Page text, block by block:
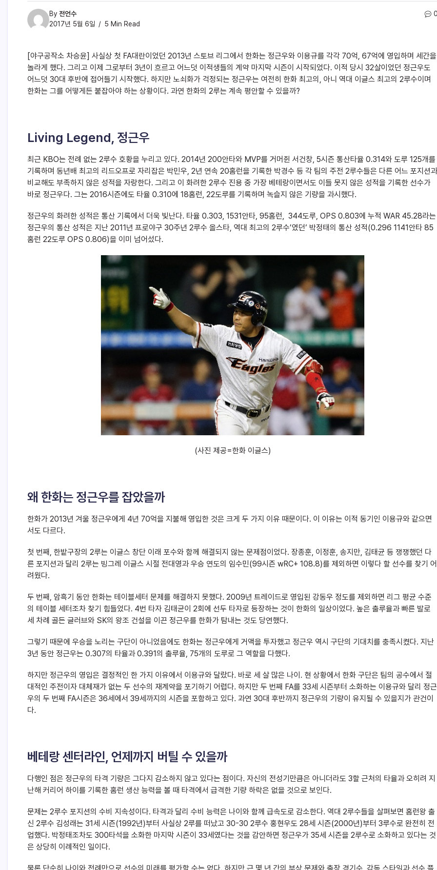
By 전언수
2017년 5월 6일
5 Min Read
[야구공작소 차승윤] 사실상 첫 FA대란이었던 2013년 스토브 리그에서 한화는 정근우와 이용규를 각각 70억, 67억에 영입하며 세간을
놀라게 했다. 그리고 이제 그로부터 3년이 흐르고 어느덧 이적생들의 계약 마지막 시즌이 시작되었다. 이적 당시 32살이었던 정근우도
어느덧 30대 후반에 접어들기 시작했다. 하지만 노쇠화가 걱정되는 정근우는 여전히 한화 최고의, 아니 역대 이글스 최고의 2루수이며
한화는 그를 어떻게든 붙잡아야 하는 상황이다. 과연 한화의 2루는 계속 평안할 수 있을까?
Living Legend, 정근우
최근 KBO는 전례 없는 2루수 호황을 누리고 있다. 2014년 200안타와 MVP를 거머쥔 서건창, 5시즌 통산타율 0.314와 도루 125개를
기록하며 동년배 최고의 리드오프로 자리잡은 박민우, 2년 연속 20홈런을 기록한 박경수 등 각 팀의 주전 2루수들은 다른 어느 포지션과
비교해도 부족하지 않은 성적을 자랑한다. 그리고 이 화려한 2루수 진용 중 가장 베테랑이면서도 이들 못지 않은 성적을 기록한 선수가
바로 정근우다. 그는 2016시즌에도 타율 0.310에 18홈런, 22도루를 기록하며 녹슬지 않은 기량을 과시했다.
정근우의 화려한 성적은 통산 기록에서 더욱 빛난다. 타율 0.303, 1531안타, 95홈런, 344도루, OPS 0.803에 누적 WAR 45.28라는
정근우의 통산 성적은 지난 2011년 프로야구 30주년 2루수 올스타, 역대 최고의 2루수’였던’ 박정태의 통산 성적(0.296 1141안타 85
홈런 22도루 OPS 0.806)을 이미 넘어섰다.
(사진 제공=한화 이글스)
왜 한화는 정근우를 잡았을까
한화가 2013년 겨울 정근우에게 4년 70억을 지불해 영입한 것은 크게 두 가지 이유 때문이다. 이 이유는 이적 동기인 이용규와 같으면
서도 다르다.
첫 번째, 한밭구장의 2루는 이글스 창단 이래 포수와 함께 해결되지 않는 문제점이었다. 장종훈, 이정훈, 송지만, 김태균 등 쟁쟁했던 다
른 포지션과 달리 2루는 빙그레 이글스 시절 전대영과 우승 연도의 임수민(99시즌 wRC+ 108.8)를 제외하면 이렇다 할 선수를 찾기 어
려웠다.
두 번째, 암흑기 동안 한화는 테이블세터 문제를 해결하지 못했다. 2009년 트레이드로 영입된 강동우 정도를 제외하면 리그 평균 수준
의 테이블 세터조차 찾기 힘들었다. 4번 타자 김태균이 2회에 선두 타자로 등장하는 것이 한화의 일상이었다. 높은 출루율과 빠른 발로
세 차례 골든 글러브와 SK의 왕조 건설을 이끈 정근우를 한화가 탐내는 것도 당연했다.
그렇기 때문에 우승을 노리는 구단이 아니었음에도 한화는 정근우에게 거액을 투자했고 정근우 역시 구단의 기대치를 충족시켰다. 지난
3년 동안 정근우는 0.307의 타율과 0.391의 출루율, 75개의 도루로 그 역할을 다했다.
하지만 정근우의 영입은 결정적인 한 가지 이유에서 이용규와 달랐다. 바로 세 살 많은 나이. 현 상황에서 한화 구단은 팀의 공수에서 절
대적인 주전이자 대체재가 없는 두 선수의 재계약을 포기하기 어렵다. 하지만 두 번째 FA를 33세 시즌부터 소화하는 이용규와 달리 정근
우의 두 번째 FA시즌은 36세에서 39세까지의 시즌을 포함하고 있다. 과연 30대 후반까지 정근우의 기량이 유지될 수 있을지가 관건이
다.
베테랑 센터라인, 언제까지 버틸 수 있을까
다행인 점은 정근우의 타격 기량은 그다지 감소하지 않고 있다는 점이다. 자신의 전성기만큼은 아니더라도 3할 근처의 타율과 오히려 지
난해 커리어 하이를 기록한 홈런 생산 능력을 볼 때 타격에서 급격한 기량 하락은 없을 것으로 보인다.
문제는 2루수 포지션의 수비 지속성이다. 타격과 달리 수비 능력은 나이와 함께 급속도로 감소한다. 역대 2루수들을 살펴보면 홈런왕 출
신 2루수 김성래는 31세 시즌(1992년)부터 사실상 2루를 떠났고 30-30 2루수 홍현우도 28세 시즌(2000년)부터 3루수로 완전히 전
업했다. 박정태조차도 300타석을 소화한 마지막 시즌이 33세였다는 것을 감안하면 정근우가 35세 시즌을 2루수로 소화하고 있다는 것
은 상당히 이례적인 일이다.